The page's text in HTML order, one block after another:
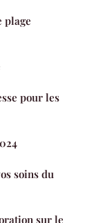
plage
pour les
soins du
sur le